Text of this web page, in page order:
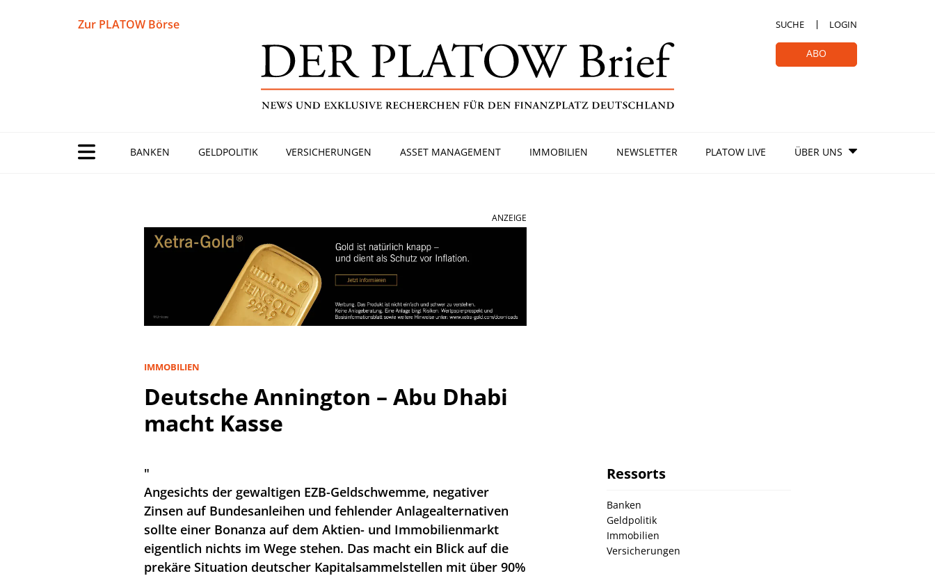
Zur PLATOW Börse SUCHE LOGIN
ABO
BANKEN GELDPOLITIK VERSICHERUNGEN ASSET MANAGEMENT IMMOBILIEN NEWSLETTER PLATOW LIVE ÜBER UNS
ANZEIGE
IMMOBILIEN
Deutsche Annington – Abu Dhabi
macht Kasse
"
Angesichts der gewaltigen EZB-Geldschwemme, negativer
Zinsen auf Bundesanleihen und fehlender Anlagealternativen
sollte einer Bonanza auf dem Aktien- und Immobilienmarkt
eigentlich nichts im Wege stehen. Das macht ein Blick auf die
prekäre Situation deutscher Kapitalsammelstellen mit über 90%
Ressorts
Banken
Geldpolitik
Immobilien
Versicherungen